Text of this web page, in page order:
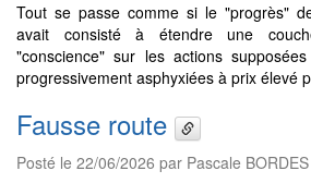
Tout se passe comme si le "progrès"
avait consisté à étendre une
"conscience" sur les actions
progressivement asphyxiées à prix élevé
Fausse route
Posté le 22/06/2026 par Pascale BORDES